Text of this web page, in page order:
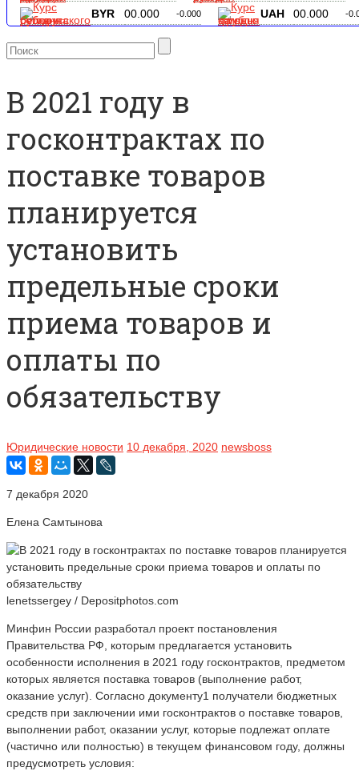
BYR 00.000 -0.000 UAH 00.000 -
В 2021 году в
госконтрактах по
поставке товаров
планируется
установить
предельные сроки
приема товаров и
оплаты по
обязательству
Юридические новости 10 декабря, 2020 newsboss
7 декабря 2020
Елена Самтынова
lenetssergey / Depositphotos.com
Минфин России разработал проект постановления
Правительства РФ, которым предлагается установить
особенности исполнения в 2021 году госконтрактов, предметом
которых является поставка товаров (выполнение работ,
оказание услуг). Согласно документу1 получатели бюджетных
средств при заключении ими госконтрактов о поставке товаров,
выполнении работ, оказании услуг, которые подлежат оплате
(частично или полностью) в текущем финансовом году, должны
предусмотреть условия: